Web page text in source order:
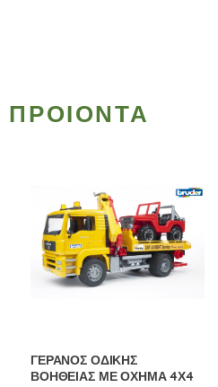
ΠΡΟΙΟΝΤΑ
ΓΕΡΑΝΟΣ ΟΔΙΚΗΣ
ΒΟΗΘΕΙΑΣ ΜΕ ΟΧΗΜΑ 4Χ4